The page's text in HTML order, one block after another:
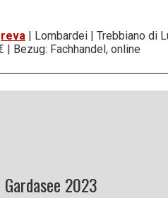
| Lombardei | Trebbiano di
Bezug: Fachhandel, online
2023